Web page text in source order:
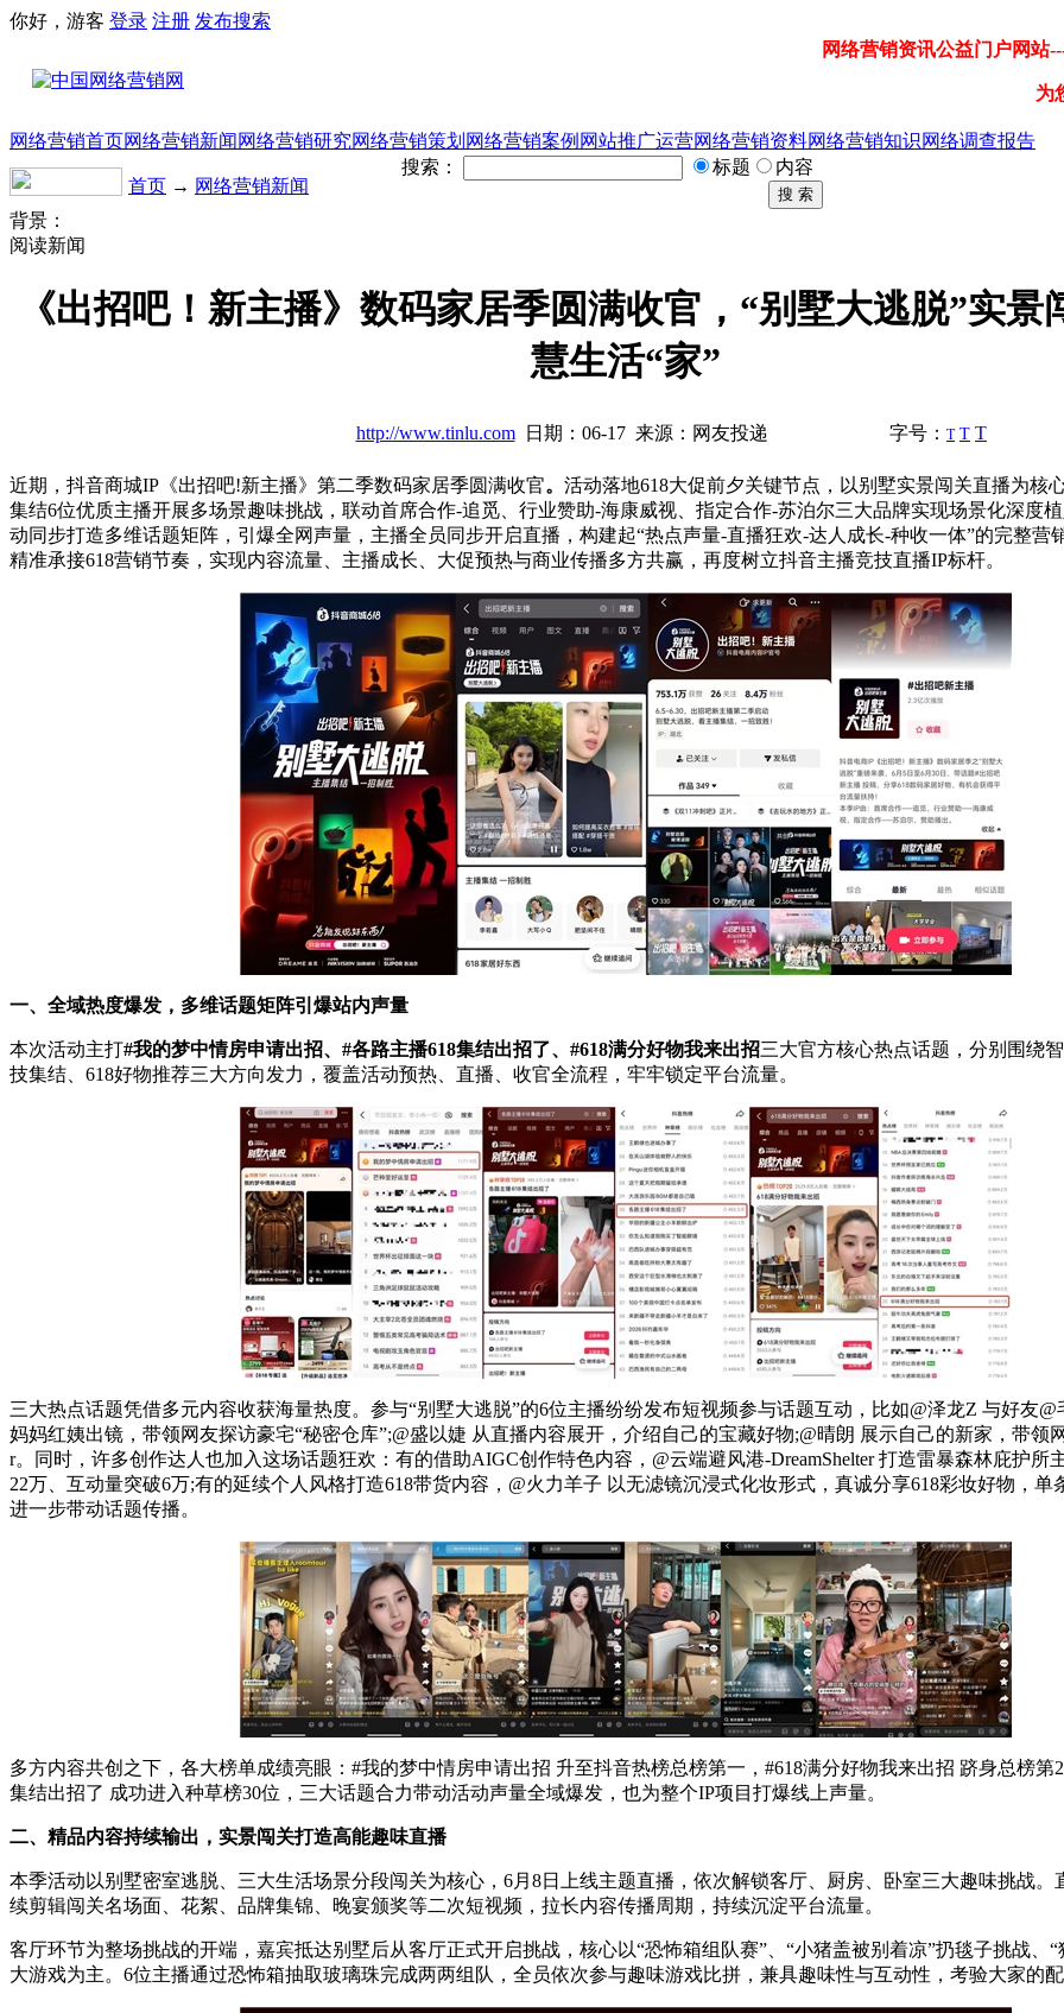
你好，游客 登录 注册 发布搜索
网络营销资讯公益门户网站
为
网络营销首页网络营销新闻 网络营销研究网络营销策划 网络营销案例 网站推广运营网络营销资料网络营销知识网络调查报告
首页 → 网络营销新闻
搜索： 标题 内容
搜 索
背景：
阅读新闻
《出招吧！新主播》数码家居季圆满收官，“别墅大逃脱”实景
慧生活“家”
http://www.tinlu.com日期：06-17 来源：网友投递 字号： T T T
近期，抖音商城IP《出招吧!新主播》第二季数码家居季圆满收官。 活动落地618大促前夕关键节点，以别墅实景闯关直播为核
集结6位优质主播开展多场景趣味挑战，联动首席合作-追觅、行业赞助-海康威视、指定合作-苏泊尔三大品牌实现场景化深度
动同步打造多维话题矩阵，引爆全网声量，主播全员同步开启直播，构建起“热点声量-直播狂欢-达人成长-种收一体”的完整营
精准承接618营销节奏，实现内容流量、主播成长、大促预热与商业传播多方共赢，再度树立抖音主播竞技直播IP标杆。
一、全域热度爆发，多维话题矩阵引爆站内声量
本次活动主打#我的梦中情房申请出招、 #各路主播618集结出招了、 #618满分好物我来出招三大官方核心热点话题，分别围绕
技集结、618好物推荐三大方向发力，覆盖活动预热、直播、收官全流程，牢牢锁定平台流量。
三大热点话题凭借多元内容收获海量热度。参与“别墅大逃脱”的6位主播纷纷发布短视频参与话题互动，比如@泽龙Z 与好友
妈妈红姨出镜，带领网友探访豪宅“秘密仓库”;@盛以婕 从直播内容展开，介绍自己的宝藏好物;@晴朗 展示自己的新家，带领
r。同时，许多创作达人也加入这场话题狂欢：有的借助AIGC创作特色内容，@云端避风港-DreamShelter 打造雷暴森林庇护所
22万、互动量突破6万;有的延续个人风格打造618带货内容，@火力羊子 以无滤镜沉浸式化妆形式，真诚分享618彩妆好物，单
进一步带动话题传播。
多方内容共创之下，各大榜单成绩亮眼：#我的梦中情房申请出招 升至抖音热榜总榜第一，#618满分好物我来出招 跻身总榜第
集结出招了 成功进入种草榜30位，三大话题合力带动活动声量全域爆发，也为整个IP项目打爆线上声量。
二、精品内容持续输出，实景闯关打造高能趣味直播
本季活动以别墅密室逃脱、三大生活场景分段闯关为核心，6月8日上线主题直播，依次解锁客厅、厨房、卧室三大趣味挑战。
续剪辑闯关名场面、花絮、品牌集锦、晚宴颁奖等二次短视频，拉长内容传播周期，持续沉淀平台流量。
客厅环节为整场挑战的开端，嘉宾抵达别墅后从客厅正式开启挑战，核心以“恐怖箱组队赛”、“小猪盖被别着凉”扔毯子挑战、“
大游戏为主。6位主播通过恐怖箱抽取玻璃珠完成两两组队，全员依次参与趣味游戏比拼，兼具趣味性与互动性，考验大家的配